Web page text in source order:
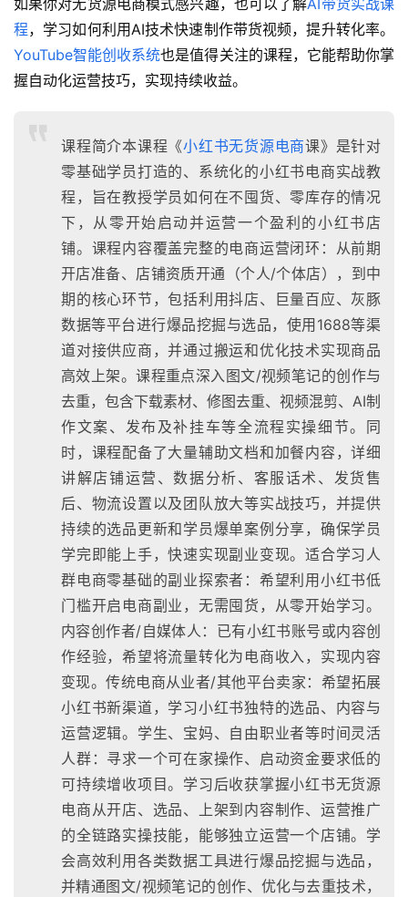
如果你对无货源电商模式感兴趣，也可以了解AI带货实战课
程，学习如何利用AI技术快速制作带货视频，提升转化率。
YouTube智能创收系统也是值得关注的课程，它能帮助你掌
握自动化运营技巧，实现持续收益。
课程简介本课程《小红书无货源电商课》是针对
零基础学员打造的、系统化的小红书电商实战教
程，旨在教授学员如何在不囤货、零库存的情况
下，从零开始启动并运营一个盈利的小红书店
铺。课程内容覆盖完整的电商运营闭环：从前期
开店准备、店铺资质开通（个人/个体店），到中
期的核心环节，包括利用抖店、巨量百应、灰豚
数据等平台进行爆品挖掘与选品，使用1688等渠
道对接供应商，并通过搬运和优化技术实现商品
高效上架。课程重点深入图文/视频笔记的创作与
去重，包含下载素材、修图去重、视频混剪、AI制
作文案、发布及补挂车等全流程实操细节。同
时，课程配备了大量辅助文档和加餐内容，详细
讲解店铺运营、数据分析、客服话术、发货售
后、物流设置以及团队放大等实战技巧，并提供
持续的选品更新和学员爆单案例分享，确保学员
学完即能上手，快速实现副业变现。适合学习人
群电商零基础的副业探索者：希望利用小红书低
门槛开启电商副业，无需囤货，从零开始学习。
内容创作者/自媒体人：已有小红书账号或内容创
作经验，希望将流量转化为电商收入，实现内容
变现。传统电商从业者/其他平台卖家：希望拓展
小红书新渠道，学习小红书独特的选品、内容与
运营逻辑。学生、宝妈、自由职业者等时间灵活
人群：寻求一个可在家操作、启动资金要求低的
可持续增收项目。学习后收获掌握小红书无货源
电商从开店、选品、上架到内容制作、运营推广
的全链路实操技能，能够独立运营一个店铺。学
会高效利用各类数据工具进行爆品挖掘与选品，
并精通图文/视频笔记的创作、优化与去重技术，